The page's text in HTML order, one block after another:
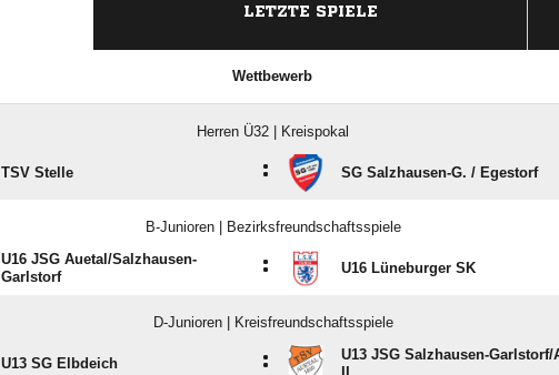
LETZTE SPIELE
Wettbewerb
Herren Ü32 | Kreispokal
TSV Stelle : SG Salzhausen-G. /​ Egestorf
B-Junioren | Bezirksfreundschaftsspiele
U16 JSG Auetal/​Salzhausen-
Garlstorf
: U16 Lüneburger SK
D-Junioren | Kreisfreundschaftsspiele
U13 SG Elbdeich :
U13 JSG Salzhausen-Garlstorf/​